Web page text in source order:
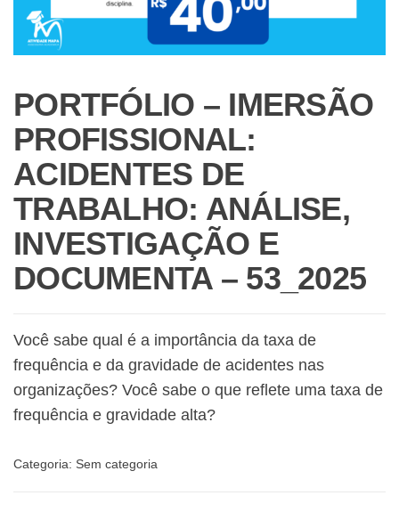
PORTFÓLIO – IMERSÃO
PROFISSIONAL:
ACIDENTES DE
TRABALHO: ANÁLISE,
INVESTIGAÇÃO E
DOCUMENTA – 53_2025
Você sabe qual é a importância da taxa de
frequência e da gravidade de acidentes nas
organizações? Você sabe o que reflete uma taxa de
frequência e gravidade alta?
Categoria: Sem categoria